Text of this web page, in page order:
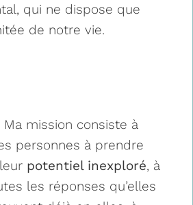
qui ne dispose que
de notre vie.
Ma mission consiste à
personnes à prendre
potentiel inexploré, à
les réponses qu’elles